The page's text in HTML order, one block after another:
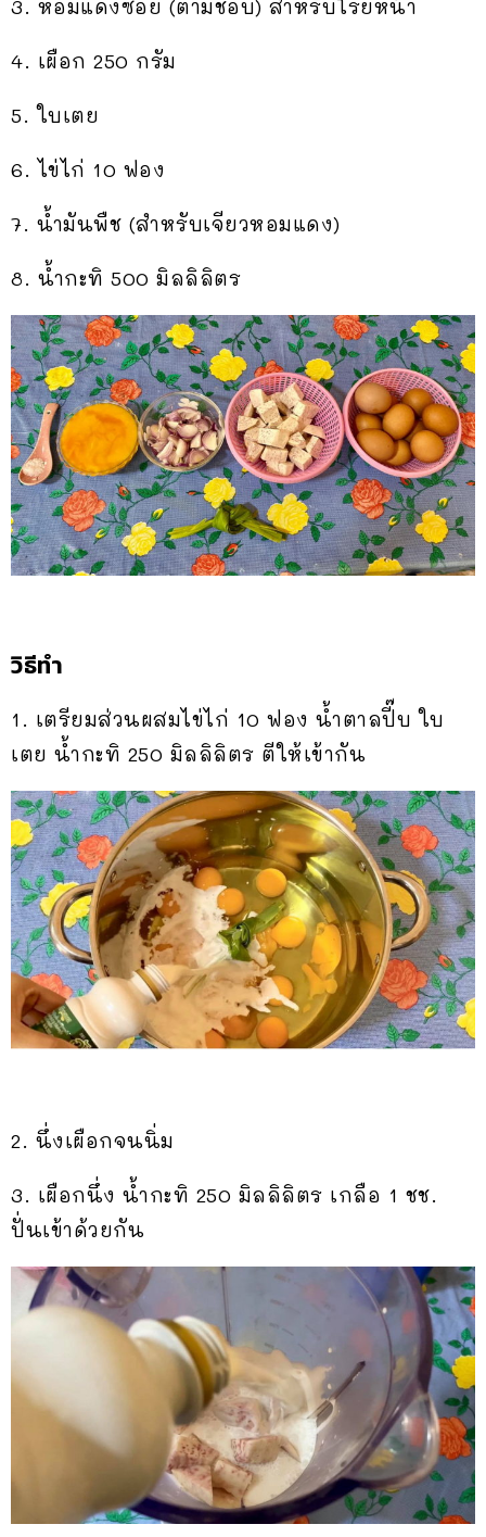
3. หอมแดงซอย (ตามชอบ) สำหรับโรยหน้า
4. เผือก 250 กรัม
5. ใบเตย
6. ไข่ไก่ 10 ฟอง
7. น้ำมันพืช (สำหรับเจียวหอมแดง)
8. น้ำกะทิ 500 มิลลิลิตร
วิธีทำ
1. เตรียมส่วนผสมไข่ไก่ 10 ฟอง น้ำตาลปี๊บ ใบ
เตย น้ำกะทิ 250 มิลลิลิตร ตีให้เข้ากัน
2. นึ่งเผือกจนนิ่ม
3. เผือกนึ่ง น้ำกะทิ 250 มิลลิลิตร เกลือ 1 ชช.
ปั่นเข้าด้วยกัน